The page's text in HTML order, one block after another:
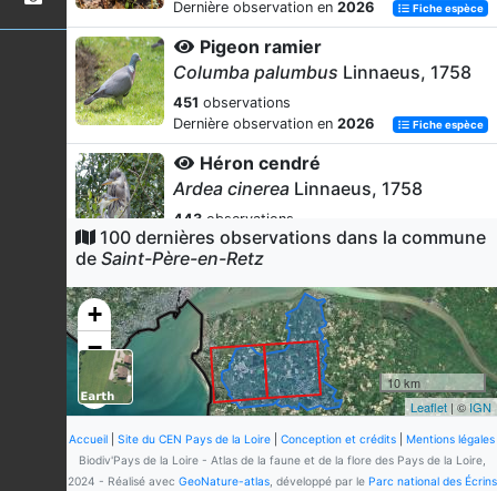
Dernière observation en 2026 Fiche espèce
Pigeon ramier
Columba palumbus Linnaeus, 1758
451 observations
Dernière observation en 2026 Fiche espèce
Héron cendré
Ardea cinerea Linnaeus, 1758
443 observations
Dernière observation en2026 Fiche espèce
Fringilla coelebsLinnaeus, 1758
420observations
Dernière observation en2026 Fiche espèce
Rougegorge familier
Erithacus rubecula(Linnaeus, 1758)
369
observations
Dernière observation en
2026 Fiche espèce
100 dernières observations dans la commune
de Saint-Père-en-Retz
+
−
10 km
Leaflet | ©IGN
Accueil Site du CEN Pays de la Loire Conception et crédits
Mentions légales
Biodiv'Pays de la Loire - Atlas de la faune et de la flore des Pays de la Loire,
2024 - Réalisé avec GeoNature-atlas, développé par le Parc national des Écrins